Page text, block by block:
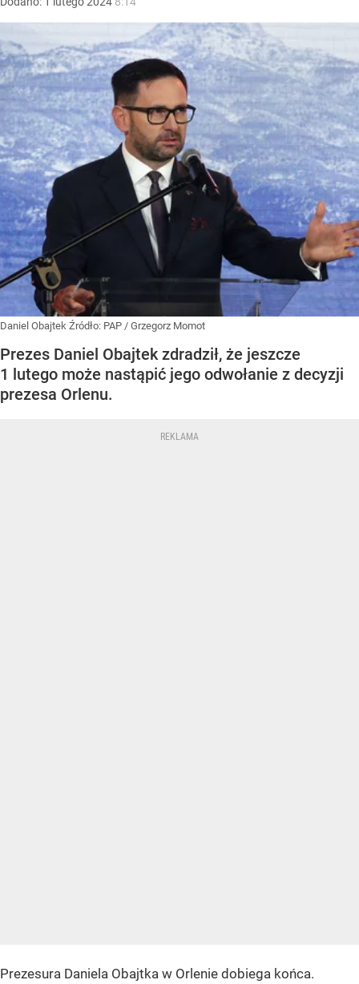
Daniel Obajtek Źródło: PAP / Grzegorz Momot
Prezes Daniel Obajtek zdradził, że jeszcze
1 lutego może nastąpić jego odwołanie z decyzji
prezesa Orlenu.
Prezesura Daniela Obajtka w Orlenie dobiega końca.